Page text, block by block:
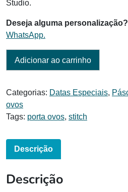
Studio.
Deseja alguma personalização?
WhatsApp.
Adicionar ao carrinho
Categorias: Datas Especiais,
ovos
Tags: porta ovos, stitch
Descrição
Descrição